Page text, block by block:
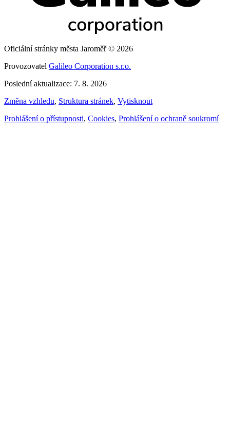
Oficiální stránky města Jaroměř © 2026
Provozovatel Galileo Corporation s.r.o.
Poslední aktualizace: 7. 8. 2026
Změna vzhledu, Struktura stránek, Vytisknout
Prohlášení o přístupnosti, Cookies, Prohlášení o ochraně soukromí